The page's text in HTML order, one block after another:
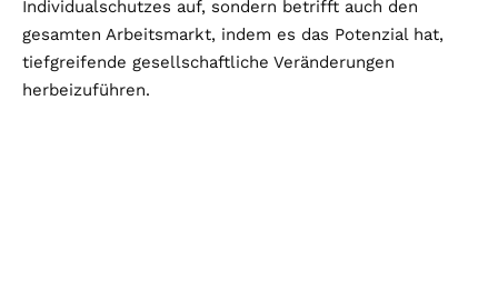
Individualschutzes auf, sondern betrifft auch den
gesamten Arbeitsmarkt, indem es das Potenzial hat,
tiefgreifende gesellschaftliche Veränderungen
herbeizuführen.